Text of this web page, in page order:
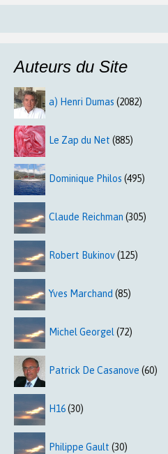
Auteurs du Site
a) Henri Dumas (2082)
Le Zap du Net (885)
Dominique Philos (495)
Claude Reichman (305)
Robert Bukinov(125)
Yves Marchand (85)
Michel Georgel (72)
Patrick De Casanove (60)
H16(30)
Philippe Gault (30)